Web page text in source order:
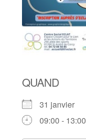
QUAND
31 janvier
09:00 - 13:00